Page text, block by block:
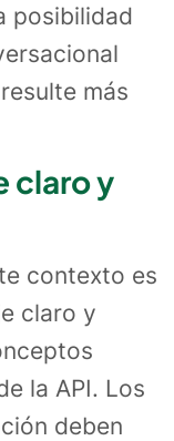
posibilidad
más
claro y
contexto es
claro y
la API. Los
deben